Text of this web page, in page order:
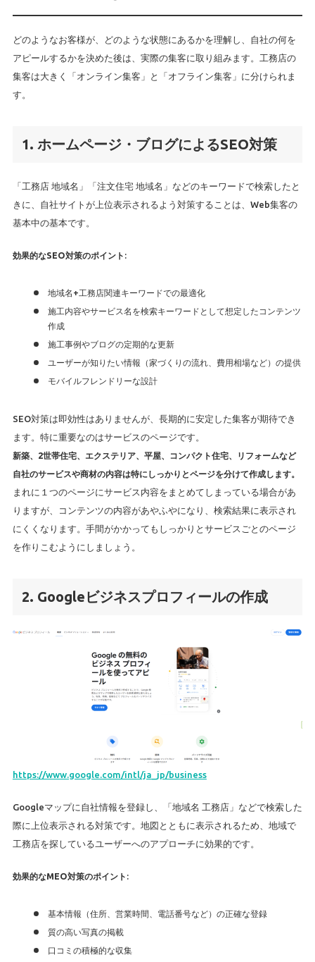
どのようなお客様が、どのような状態にあるかを理解し、自社の何を
アピールするかを決めた後は、実際の集客に取り組みます。工務店の
集客は大きく「オンライン集客」と「オフライン集客」に分けられま
す。
1. ホームページ・ブログによるSEO対策
「工務店 地域名」「注文住宅 地域名」などのキーワードで検索したと
きに、自社サイトが上位表示されるよう対策することは、Web集客の
基本中の基本です。
効果的なSEO対策のポイント :
地域名+工務店関連キーワードでの最適化
施工内容やサービス名を検索キーワードとして想定したコンテンツ
作成
施工事例やブログの定期的な更新
ユーザーが知りたい情報（家づくりの流れ、費用相場など）の提供
モバイルフレンドリーな設計
SEO対策は即効性はありませんが、長期的に安定した集客が期待でき
ます。特に重要なのはサービスのページです。
新築、2世帯住宅、エクステリア、平屋、コンパクト住宅、リフォームなど
自社のサービスや商材の内容は特にしっかりとページを分けて作成します。
まれに１つのページにサービス内容をまとめてしまっている場合があ
りますが、コンテンツの内容があやふやになり、検索結果に表示され
にくくなります。手間がかかってもしっかりとサービスごとのページ
を作りこむようにしましょう。
2. Googleビジネスプロフィールの作成
https://www.google.com/intl/ja_jp/business
Googleマップに自社情報を登録し、「地域名 工務店」などで検索した
際に上位表示される対策です。地図とともに表示されるため、地域で
工務店を探しているユーザーへのアプローチに効果的です。
効果的なMEO対策のポイント :
基本情報（住所、営業時間、電話番号など）の正確な登録
質の高い写真の掲載
口コミの積極的な収集